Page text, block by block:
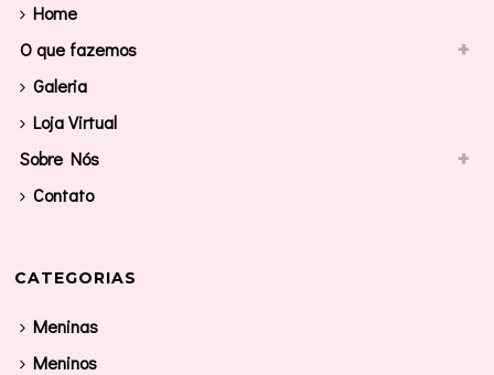
Home
O que fazemos
Galeria
Loja Virtual
Sobre Nós
Contato
CATEGORIAS
Meninas
Meninos